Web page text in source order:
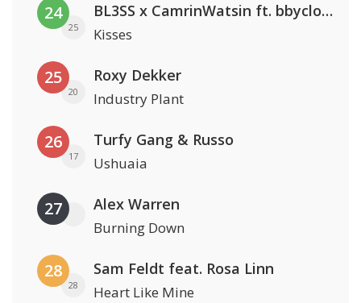
24
25
BL3SS x CamrinWatsin ft. bbyclose
Kisses
25
20
Roxy Dekker
Industry Plant
26
17
Turfy Gang & Russo
Ushuaia
27 Alex Warren
Burning Down
28
28
Sam Feldt feat. Rosa Linn
Heart Like Mine